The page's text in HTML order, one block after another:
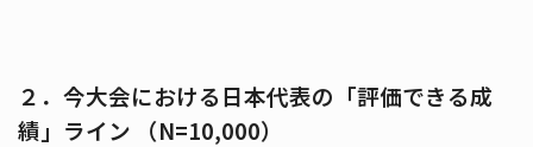
２．今大会における日本代表の「評価できる成
績」ライン （N=10,000）